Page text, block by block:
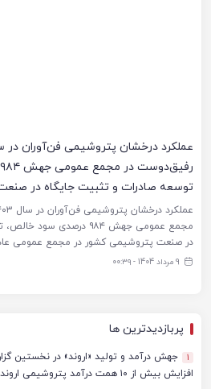
توسعه صادرات و تثبیت جایگاه در
مجمع عمومی جهش ۹۸۴ درصدی
در صنعت پتروشیمی کشور در مجمع عمومی
9 مرداد 1404 - ۰۰:۳۹
پربازدیدترین ها
1
جهش درآمد و تولید «اروند» در نخستین
افزایش بیش از ۱۰ همت درآمد پتروشیمی اروند در ۹ ماهه ۱۴۰۴